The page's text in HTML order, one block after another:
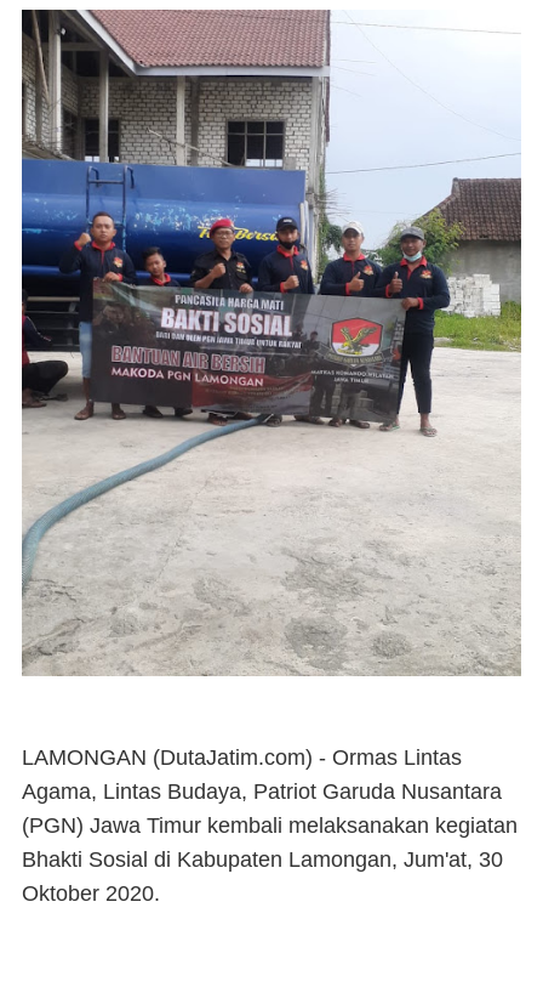
LAMONGAN (DutaJatim.com) - Ormas Lintas
Agama, Lintas Budaya, Patriot Garuda Nusantara
(PGN) Jawa Timur kembali melaksanakan kegiatan
Bhakti Sosial di Kabupaten Lamongan, Jum'at, 30
Oktober 2020.